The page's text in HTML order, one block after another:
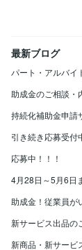
最新ブログ
パート・アルバイ
助成金のご相談・
持続化補助金申請
引き続き応募受付
応募中！！！
4月28日～5月6日
助成金！従業員が
新サービス出品の
新商品・新サービ